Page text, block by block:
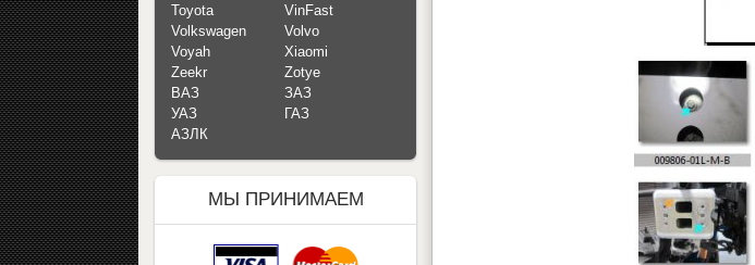
Toyota
VinFast
Volkswagen
Volvo
Voyah
Xiaomi
Zeekr
Zotye
ВАЗ
ЗАЗ
УАЗ
ГАЗ
АЗЛК
МЫ ПРИНИМАЕМ